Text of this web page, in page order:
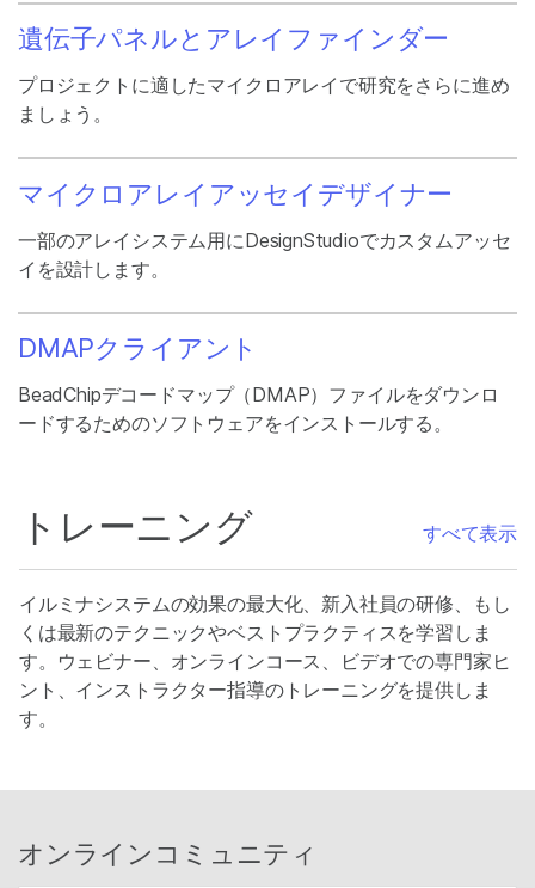
遺伝子パネルとアレイファインダー
プロジェクトに適したマイクロアレイで研究をさらに進め
ましょう。
マイクロアレイアッセイデザイナー
一部のアレイシステム用にDesignStudioでカスタムアッセ
イを設計します。
DMAPクライアント
BeadChipデコードマップ（DMAP）ファイルをダウンロ
ードするためのソフトウェアをインストールする。
トレーニング すべて表示
イルミナシステムの効果の最大化、新入社員の研修、もし
くは最新のテクニックやベストプラクティスを学習しま
す。ウェビナー、オンラインコース、ビデオでの専門家ヒ
ント、インストラクター指導のトレーニングを提供しま
す。
オンラインコミュニティ